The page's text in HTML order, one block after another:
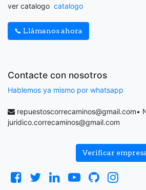
ver catalogo catalogo
📞 Llámanos ahora
Contacte con nosotros
Hablemos ya mismo por whatsapp
repuestoscorrecaminos@gmail.com•
juridico.correcaminos@gmail.com
Verificar